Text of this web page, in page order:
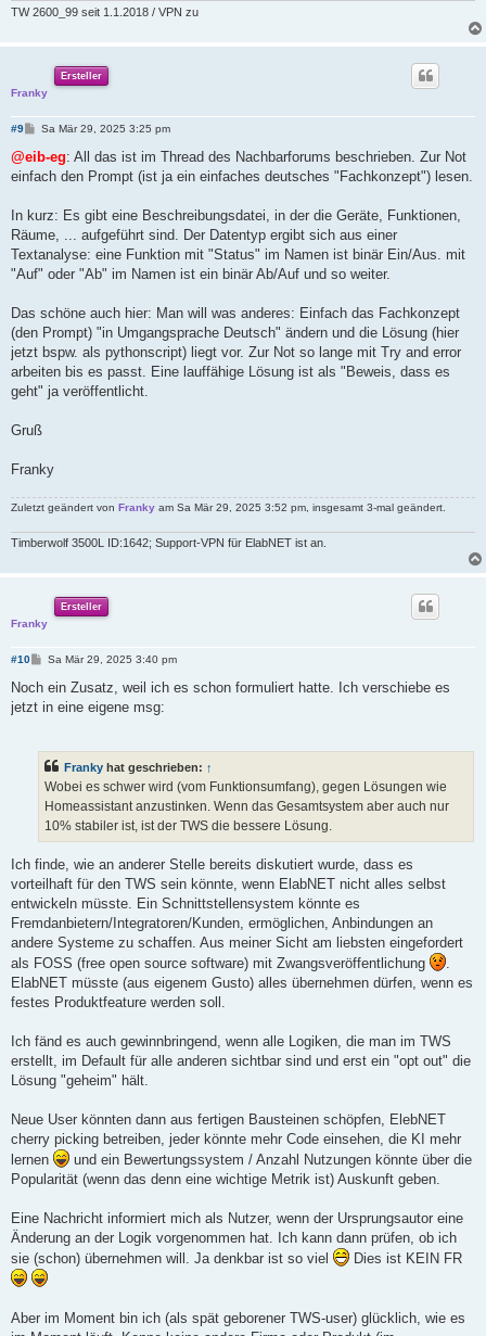
TW 2600_99 seit 1.1.2018 / VPN zu
Ersteller
Franky
#9
B
i
r
Sa Mär 29, 2025 3:25 pm
@eib-eg: All das ist im Thread des Nachbarforums beschrieben. Zur Not
einfach den Prompt (ist ja ein einfaches deutsches "Fachkonzept") lesen.
In kurz: Es gibt eine Beschreibungsdatei, in der die Geräte, Funktionen,
Räume, ... aufgeführt sind. Der Datentyp ergibt sich aus einer
Textanalyse: eine Funktion mit "Status" im Namen ist binär Ein/Aus. mit
"Auf" oder "Ab" im Namen ist ein binär Ab/Auf und so weiter.
Das schöne auch hier: Man will was anderes: Einfach das Fachkonzept
(den Prompt) "in Umgangsprache Deutsch" ändern und die Lösung (hier
jetzt bspw. als pythonscript) liegt vor. Zur Not so lange mit Try and error
arbeiten bis es passt. Eine lauffähige Lösung ist als "Beweis, dass es
geht" ja veröffentlicht.
Gruß
Franky
Zuletzt geändert von Franky am Sa Mär 29, 2025 3:52 pm, insgesamt 3-mal geändert.
Timberwolf 3500L ID:1642; Support-VPN für ElabNET ist an.
Ersteller
Franky
#10
B
i
r
Sa Mär 29, 2025 3:40 pm
Noch ein Zusatz, weil ich es schon formuliert hatte. Ich verschiebe es
jetzt in eine eigene msg:
Franky hat geschrieben: ↑
Wobei es schwer wird (vom Funktionsumfang), gegen Lösungen wie
Homeassistant anzustinken. Wenn das Gesamtsystem aber auch nur
10% stabiler ist, ist der TWS die bessere Lösung.
Ich finde, wie an anderer Stelle bereits diskutiert wurde, dass es
vorteilhaft für den TWS sein könnte, wenn ElabNET nicht alles selbst
entwickeln müsste. Ein Schnittstellensystem könnte es
Fremdanbietern/Integratoren/Kunden, ermöglichen, Anbindungen an
andere Systeme zu schaffen. Aus meiner Sicht am liebsten eingefordert
als FOSS (free open source software) mit Zwangsveröffentlichung
ElabNET müsste (aus eigenem Gusto) alles übernehmen dürfen, wenn es
festes Produktfeature werden soll.
Ich fänd es auch gewinnbringend, wenn alle Logiken, die man im TWS
erstellt, im Default für alle anderen sichtbar sind und erst ein "opt out" die
Lösung "geheim" hält.
Neue User könnten dann aus fertigen Bausteinen schöpfen, ElebNET
cherry picking betreiben, jeder könnte mehr Code einsehen, die KI mehr
lernen
und ein Bewertungssystem / Anzahl Nutzungen könnte über die
Popularität (wenn das denn eine wichtige Metrik ist) Auskunft geben.
Eine Nachricht informiert mich als Nutzer, wenn der Ursprungsautor eine
Änderung an der Logik vorgenommen hat. Ich kann dann prüfen, ob ich
sie (schon) übernehmen will. Ja denkbar ist so viel
Dies ist KEIN FR
Aber im Moment bin ich (als spät geborener TWS-user) glücklich, wie es